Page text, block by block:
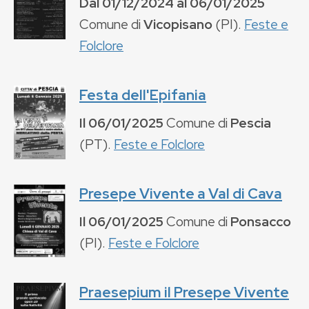
Comune diVicopisano(PI). Feste e
Folclore
Festa dell'Epifania
Il06/01/2025Comune di Pescia
(PT). Feste e Folclore
Presepe Vivente a Val di Cava
Il06/01/2025Comune di Ponsacco
(PI). Feste e Folclore
Praesepium il Presepe Vivente